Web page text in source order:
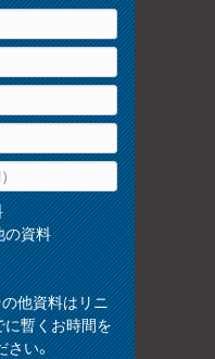
の資料
他資料はリニ
に暫くお時間を
さい。